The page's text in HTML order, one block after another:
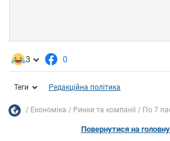
3 0
Теги Редакційна політика
Економіка Ринки та компанії По 7
Повернутися на